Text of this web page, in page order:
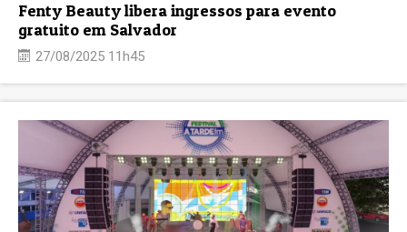
Fenty Beauty libera ingressos para evento
gratuito em Salvador
27/08/2025 11h45